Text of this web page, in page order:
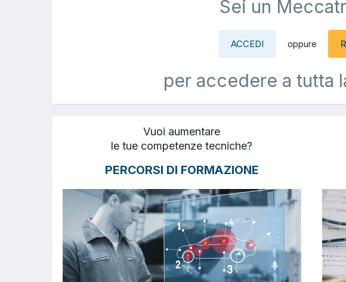
Sei un
ACCEDI oppure
per accedere a tutta
Vuoi aumentare
le tue competenze tecniche?
PERCORSI DI FORMAZIONE